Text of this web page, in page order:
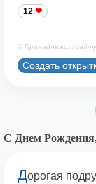
12
© Принадлежит
Создать
С Днем
Дорогая